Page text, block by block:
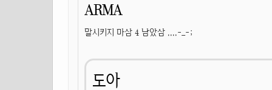
ARMA
말시키지 마삼 4 남았삼 ....-_-;
도아